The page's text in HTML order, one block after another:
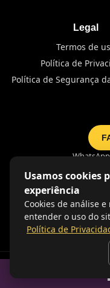
Legal
Termos de
Política de
Política de Segurança
14°
Pinheiros,
Usamos cookies
experiência
Cookies de análise
entender o uso do
Política de